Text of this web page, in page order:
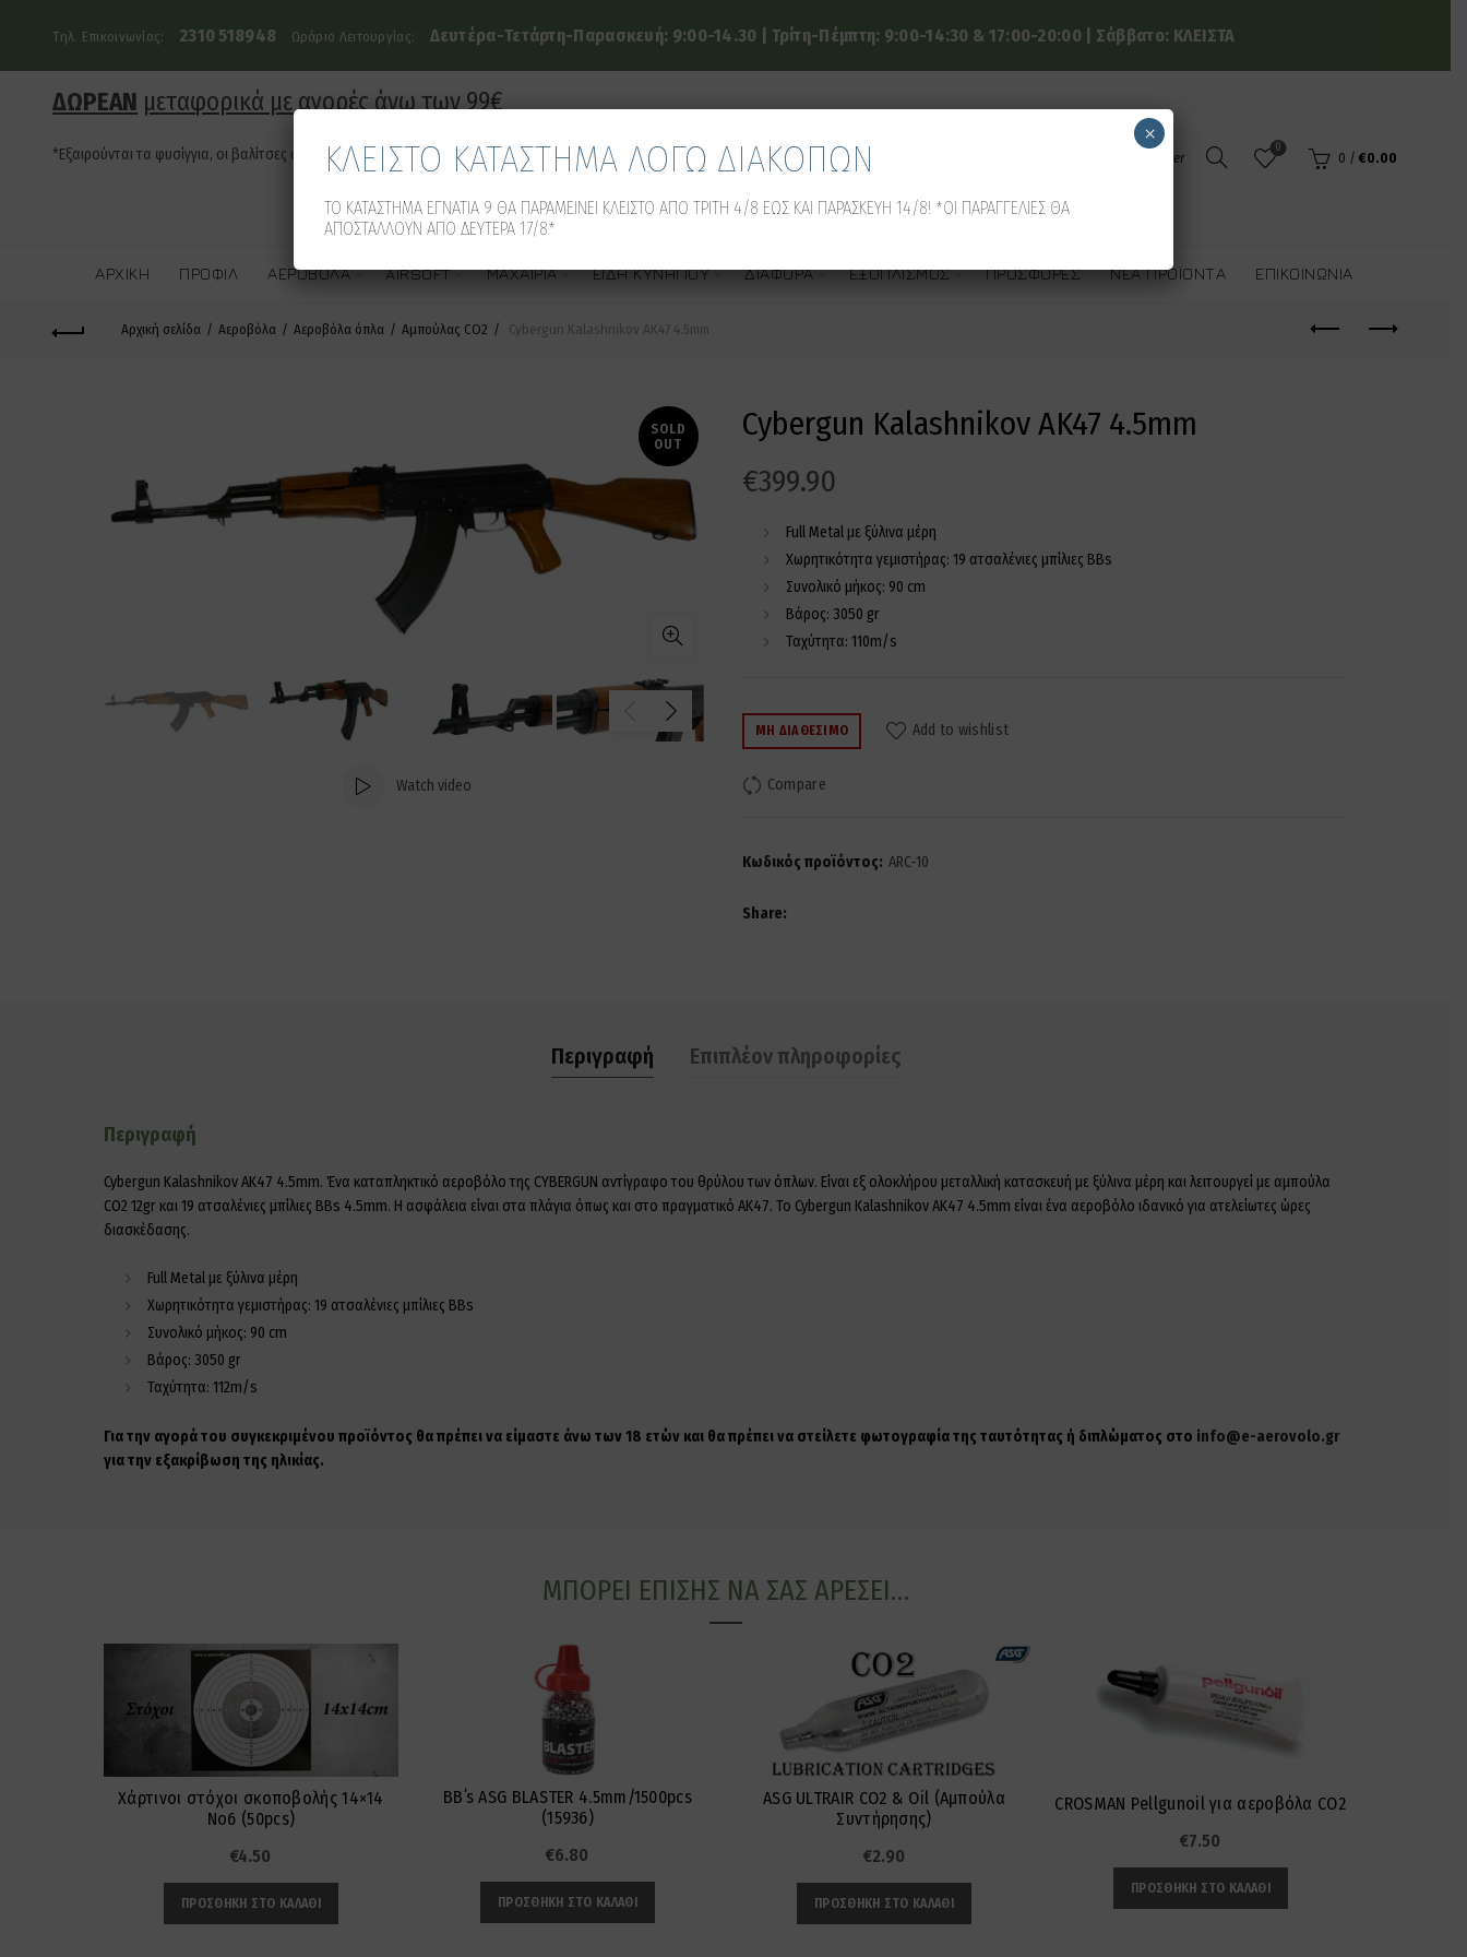
Τηλ. Επικοινωνίας: 2310 518948 Ωράριο Λειτουργίας: Δευτέρα-Τετάρτη-Παρασκευή: 9:00-14.30 | Τρίτη-Πέμπτη: 9:00-14:30 & 17:00-20:00 | Σάββατο: ΚΛΕΙΣΤΑ
ΔΩΡΕΑΝ μεταφορικά με αγορές άνω των 99€
*Εξαιρούνται τα φυσίγγια, οι βαλίτσες όπλων και τα οπλοκιβώτια Login / Register
0
0 / €0.00
ΑΡΧΙΚΉ ΠΡΟΦΊΛ ΑΕΡΟΒΌΛΑ AIRSOFT ΜΑΧΑΊΡΙΑ ΕΊΔΗ ΚΥΝΗΓΙΟΎ ΔΙΆΦΟΡΑ ΕΞΟΠΛΙΣΜΌΣ ΠΡΟΣΦΟΡΈΣ ΝΈΑ ΠΡΟΪΌΝΤΑ ΕΠΙΚΟΙΝΩΝΊΑ
Αρχική σελίδα Αεροβόλα Αεροβόλα όπλα Αμπούλας CO2 Cybergun Kalashnikov AK47 4.5mm
SOLD
OUT
Watch video
Cybergun Kalashnikov AK47 4.5mm
€399.90
Full Metal με ξύλινα μέρη
Χωρητικότητα γεμιστήρας: 19 ατσαλένιες μπίλιες ΒΒs
Συνολικό μήκος: 90 cm
Βάρος: 3050 gr
Ταχύτητα: 110m/s
ΜΗ ΔΙΑΘΈΣΙΜΟ Add to wishlist
Compare
Κωδικός προϊόντος: ARC-10
Share
Περιγραφή Επιπλέον πληροφορίες
Περιγραφή
Cybergun Kalashnikov AK47 4.5mm. Ένα καταπληκτικό αεροβόλο της CYBERGUN αντίγραφο του θρύλου των όπλων. Είναι εξ ολοκλήρου μεταλλική κατασκευή με ξύλινα μέρη και λειτουργεί με αμπούλα
CO2 12gr και 19 ατσαλένιες μπίλιες ΒΒs 4.5mm. Η ασφάλεια είναι στα πλάγια όπως και στο πραγματικό AK47. Το Cybergun Kalashnikov AK47 4.5mm είναι ένα αεροβόλο ιδανικό για ατελείωτες ώρες
διασκέδασης.
Full Metal με ξύλινα μέρη
Χωρητικότητα γεμιστήρας: 19 ατσαλένιες μπίλιες ΒΒs
Συνολικό μήκος: 90 cm
Βάρος: 3050 gr
Ταχύτητα: 112m/s
Για την αγορά του συγκεκριμένου προϊόντος θα πρέπει να είμαστε άνω των 18 ετών και θα πρέπει να στείλετε φωτογραφία της ταυτότητας ή διπλώματος στο info@e-aerovolo.gr
για την εξακρίβωση της ηλικίας.
ΜΠΟΡΕΊ ΕΠΊΣΗΣ ΝΑ ΣΑΣ ΑΡΈΣΕΙ…
Χάρτινοι στόχοι σκοποβολής 14×14
Νο6 (50pcs)
€4.50
ΠΡΟΣΘΉΚΗ ΣΤΟ ΚΑΛΆΘΙ
BB΄s ASG BLASTER 4.5mm/1500pcs
(15936)
€6.80
ΠΡΟΣΘΉΚΗ ΣΤΟ ΚΑΛΆΘΙ
ASG ULTRAIR CO2 & Oil (Αμπούλα
Συντήρησης)
€2.90
ΠΡΟΣΘΉΚΗ ΣΤΟ ΚΑΛΆΘΙ
CROSMAN Pellgunoil για αεροβόλα CO2
€7.50
ΠΡΟΣΘΉΚΗ ΣΤΟ ΚΑΛΆΘΙ
ΚΛΕΙΣΤΟ ΚΑΤΑΣΤΗΜΑ ΛΟΓΩ ΔΙΑΚΟΠΩΝ
ΤΟ ΚΑΤΑΣΤΗΜΑ ΕΓΝΑΤΙΑ 9 ΘΑ ΠΑΡΑΜΕΙΝΕΙ ΚΛΕΙΣΤΟ ΑΠΟ ΤΡΙΤΗ 4/8 ΕΩΣ ΚΑΙ ΠΑΡΑΣΚΕΥΗ 14/8! *ΟΙ ΠΑΡΑΓΓΕΛΙΕΣ ΘΑ
ΑΠΟΣΤΑΛΛΟΥΝ ΑΠΟ ΔΕΥΤΕΡΑ 17/8*
×